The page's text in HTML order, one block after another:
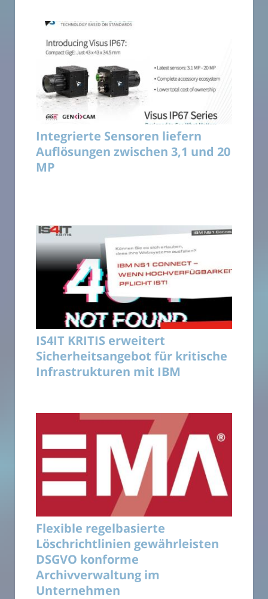
Integrierte Sensoren liefern
Auflösungen zwischen 3,1 und 20
MP
IS4IT KRITIS erweitert
Sicherheitsangebot für kritische
Infrastrukturen mit IBM
Flexible regelbasierte
Löschrichtlinien gewährleisten
DSGVO konforme
Archivverwaltung im
Unternehmen